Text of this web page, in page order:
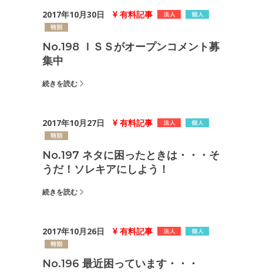
2017年10月30日 有料記事
No.198 ＩＳＳがオープンコメント募
集中
続きを読む
2017年10月27日 有料記事
No.197 ネタに困ったときは・・・そ
うだ！ソレキアにしよう！
続きを読む
2017年10月26日 有料記事
No.196 最近困っています・・・